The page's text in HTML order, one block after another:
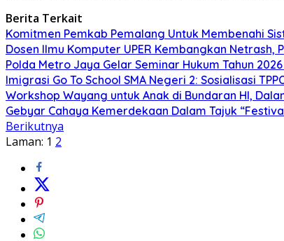
Berita Terkait
Komitmen Pemkab Pemalang Untuk Membenahi
Dosen Ilmu Komputer UPER Kembangkan Netrash,
Polda Metro Jaya Gelar Seminar Hukum Tahun
Imigrasi Go To School SMA Negeri 2: Sosialisasi
Workshop Wayang untuk Anak di Bundaran HI,
Gebyar Cahaya Kemerdekaan Dalam Tajuk
Berikutnya
Laman: 1 2